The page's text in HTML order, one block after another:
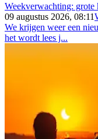
Weekverwachting:
09 augustus 2026, 08:11
We krijgen weer een
het wordt lees j...